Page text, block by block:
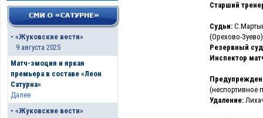
• «Жуковские вести»
9 августа 2025
Матч-эмоция и яркая
премьера в составе «Леон
Сатурна»
Далее
• «Жуковские вести»
Старший
Судьи:
(Орехово-
Резервный
Инспектор
(неспортивное
Удаление: